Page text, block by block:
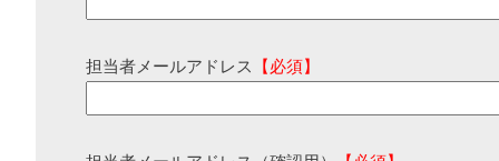
担当者メールアドレス 【必須】